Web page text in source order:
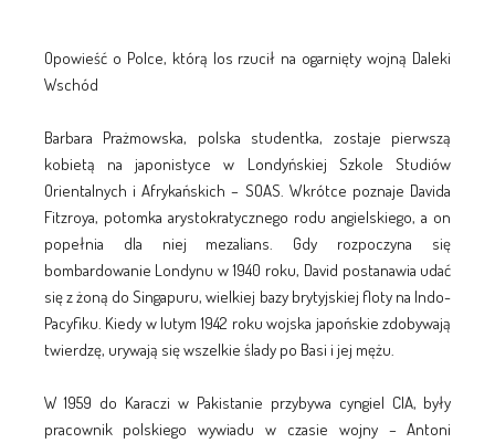
Opowieść o Polce, którą los rzucił na ogarnięty wojną Daleki
Wschód
Barbara Prażmowska, polska studentka, zostaje pierwszą
kobietą na japonistyce w Londyńskiej Szkole Studiów
Orientalnych i Afrykańskich – SOAS. Wkrótce poznaje Davida
Fitzroya, potomka arystokratycznego rodu angielskiego, a on
popełnia dla niej mezalians. Gdy rozpoczyna się
bombardowanie Londynu w 1940 roku, David postanawia udać
się z żoną do Singapuru, wielkiej bazy brytyjskiej floty na Indo-
Pacyfiku. Kiedy w lutym 1942 roku wojska japońskie zdobywają
twierdzę, urywają się wszelkie ślady po Basi i jej mężu.
W 1959 do Karaczi w Pakistanie przybywa cyngiel CIA, były
pracownik polskiego wywiadu w czasie wojny – Antoni